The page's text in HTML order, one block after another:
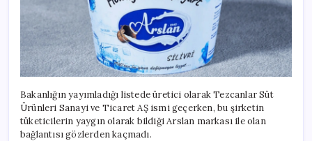
Bakanlığın yayımladığı listede üretici olarak Tezcanlar Süt
Ürünleri Sanayi ve Ticaret AŞ ismi geçerken, bu şirketin
tüketicilerin yaygın olarak bildiği Arslan markası ile olan
bağlantısı gözlerden kaçmadı.